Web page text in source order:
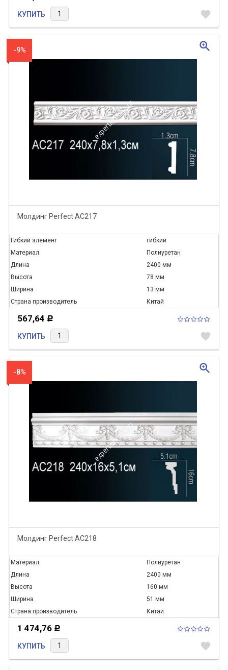
КУПИТЬ favorite
-9%
Молдинг Perfect AC217
Гибкий элемент
гибкий
Материал
Полиуретан
Длина
2400 мм
Высота
78 мм
Ширина
13 мм
Страна производитель
Китай
567,64 Р
КУПИТЬ favorite
zoom_in
-8%
Молдинг Perfect AC218
Материал
Полиуретан
Длина
2400 мм
Высота
160 мм
Ширина
51 мм
Страна производитель
Китай
1 474,76 Р
КУПИТЬ favorite
zoom_in